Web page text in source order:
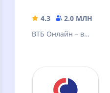
4.3 2.0 МЛН
ВТБ Онлайн – в